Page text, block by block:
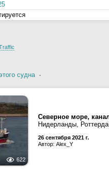
судна·
622
Северное море,
Нидерланды,
26 сентября 2021 г.
Автор: Alex_Y